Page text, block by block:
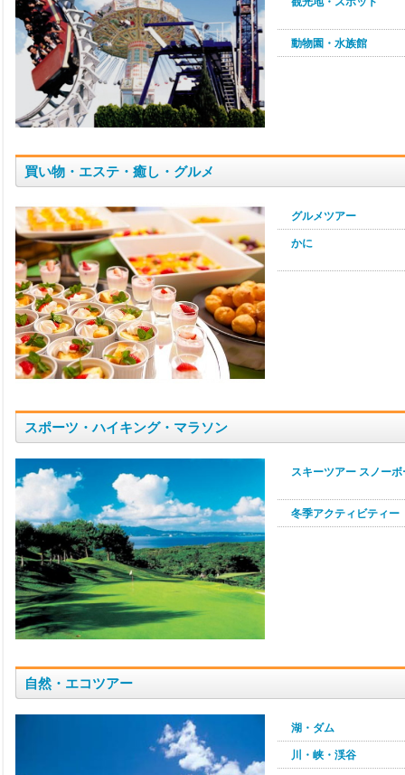
動物園・水族館
買い物・エステ・癒し・グルメ
グルメツアー
かに
スポーツ・ハイキング・マラソン
スキーツアー スノー
冬季アクティビティー
自然・エコツアー
湖・ダム
川・峡・渓谷